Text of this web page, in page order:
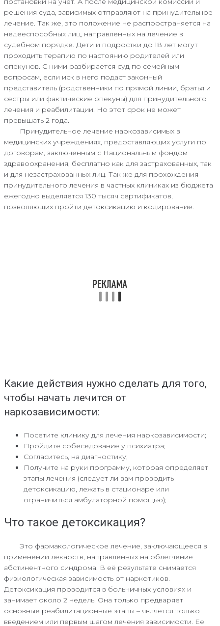
решения суда, зависимых отправляют на принудительное
лечение. Так же, это положение не распространяется на
недееспособных лиц, направленных на лечение в
судебном порядке. Дети и подростки до 18 лет могут
проходить терапию по настоянию родителей или
опекунов. С ними разбирается суд по семейным
вопросам, если иск в него подаст законный
представитель (родственники по прямой линии, братья и
сестры или фактические опекуны) для принудительного
лечения и реабилитации. Но этот срок не может
превышать 2 года.
Принудительное лечение наркозависимых в
медицинских учреждениях, предоставляющих услуги по
договорам, заключённым с Национальным фондом
здравоохранения, бесплатно как для застрахованных, так
и для незастрахованных лиц. Так же для прохождения
принудительного лечения в частных клиниках из бюджета
ежегодно выделяется 130 тысяч сертификатов,
позволяющих пройти детоксикацию и кодирование.
Какие действия нужно сделать для того,
чтобы начать лечится от
наркозависимости:
Посетите клинику для лечения наркозависимости;
Пройдите собеседование у психиатра;
Согласитесь, на диагностику;
Получите на руки программу, которая определяет
этапы лечения (следует ли вам проводить
детоксикацию, лежать в стационаре или
ограничиться амбулаторной помощью);
Что такое детоксикация?
Это фармакологическое лечение, заключающееся в
применении лекарств, направленных на облегчение
абстинентного синдрома. В её результате снимается
физиологическая зависимость от наркотиков.
Детоксикация проводится в больничных условиях и
занимает около 2 недель. Она только предваряет
основные реабилитационные этапы – является только
введением или первым шагом лечения зависимости. Ее